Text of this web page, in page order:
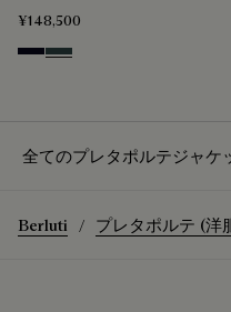
¥148,500
Black & Night Blue
Dark Lead & Mysterious
全てのプレタポルテジャケ
Berluti プレタポルテ (洋